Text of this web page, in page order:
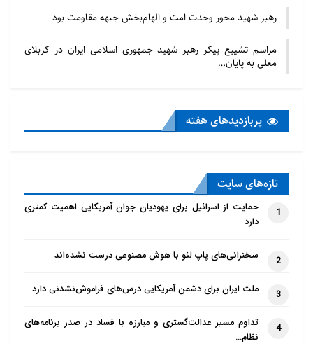
رهبر شهید محور وحدت امت و الهام‌بخش جبهه مقاومت بود
مراسم تشییع پیکر رهبر شهید جمهوری اسلامی ایران در کربلای
معلی به پایان…
پربازدید‌های هفته
تازه‌‌های سایت
1
حمایت از اسرائیل برای یهودیان جوان آمریکایی اهمیت کمتری
دارد
2 سخنرانی‌های پاپ لئو با هوش مصنوعی درست نشده‌اند
3 ملت ایران برای دشمن آمریکایی درس‌های فراموش‌نشدنی دارد
4
تداوم مسیر عدالت‌گستری و مبارزه با فساد در صدر برنامه‌های
نظام…